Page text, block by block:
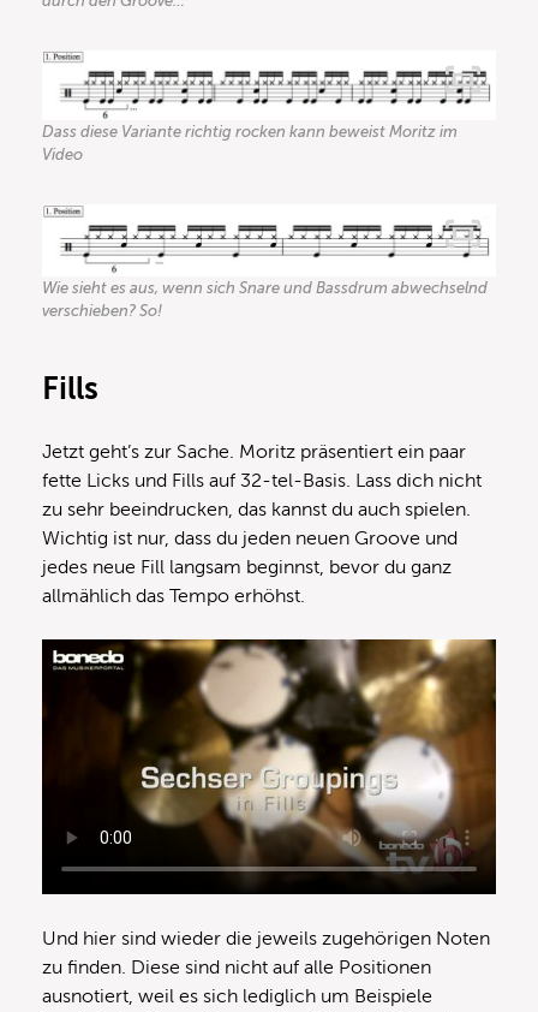
Dass diese Variante richtig rocken kann beweist Moritz im
Video
Wie sieht es aus, wenn sich Snare und Bassdrum abwechselnd
verschieben? So!
Fills
Jetzt geht’s zur Sache. Moritz präsentiert ein paar
fette Licks und Fills auf 32-tel-Basis. Lass dich nicht
zu sehr beeindrucken, das kannst du auch spielen.
Wichtig ist nur, dass du jeden neuen Groove und
jedes neue Fill langsam beginnst, bevor du ganz
allmählich das Tempo erhöhst.
Und hier sind wieder die jeweils zugehörigen Noten
zu finden. Diese sind nicht auf alle Positionen
ausnotiert, weil es sich lediglich um Beispiele